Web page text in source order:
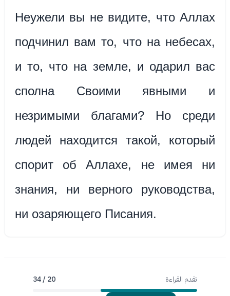
Неужели вы не видите, что Аллах
подчинил вам то, что на небесах,
и то, что на земле, и одарил вас
сполна Своими явными и
незримыми благами? Но среди
людей находится такой, который
спорит об Аллахе, не имея ни
знания, ни верного руководства,
ни озаряющего Писания.
تقدم القراءة 20 / 34